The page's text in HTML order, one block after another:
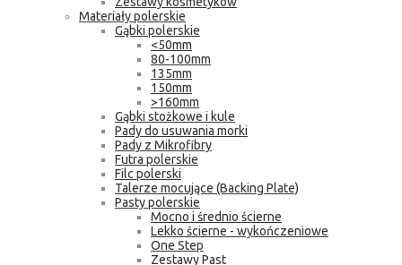
Materiały polerskie
Gąbki polerskie
<50mm
80-100mm
135mm
150mm
>160mm
Gąbki stożkowe i kule
Pady do usuwania morki
Pady z Mikrofibry
Futra polerskie
Filc polerski
Talerze mocujące (Backing Plate)
Pasty polerskie
Mocno i średnio ścierne
Lekko ścierne - wykończeniowe
One Step
Zestawy Past